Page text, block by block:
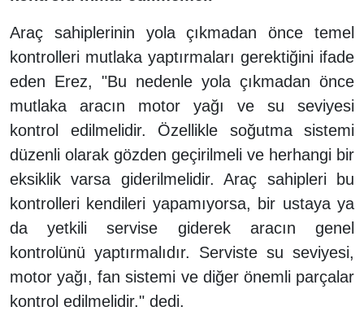
Araç sahiplerinin yola çıkmadan önce temel
kontrolleri mutlaka yaptırmaları gerektiğini ifade
eden Erez, "Bu nedenle yola çıkmadan önce
mutlaka aracın motor yağı ve su seviyesi
kontrol edilmelidir. Özellikle soğutma sistemi
düzenli olarak gözden geçirilmeli ve herhangi bir
eksiklik varsa giderilmelidir. Araç sahipleri bu
kontrolleri kendileri yapamıyorsa, bir ustaya ya
da yetkili servise giderek aracın genel
kontrolünü yaptırmalıdır. Serviste su seviyesi,
motor yağı, fan sistemi ve diğer önemli parçalar
kontrol edilmelidir." dedi.